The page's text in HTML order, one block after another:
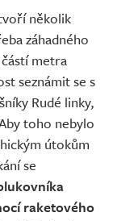
několik
záhadného
metra
seznámit se s
Rudé linky,
toho nebylo
útokům
se
raketového